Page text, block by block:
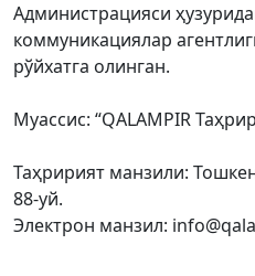
Администрацияси
коммуникациялар
рўйхатга олинган.
Муассис: “QALAMPIR
Таҳририят манзили:
88-уй.
Электрон манзил: